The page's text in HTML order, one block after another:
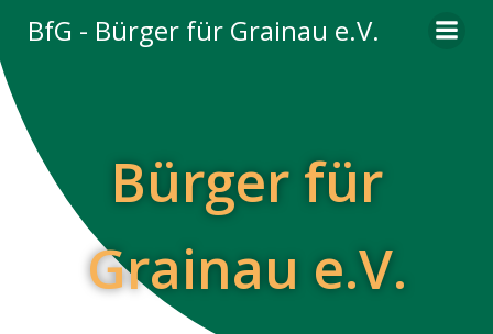
Inhalt
BfG - Bürger für Grainau e.V.
Bürger für
Grainau e.V.